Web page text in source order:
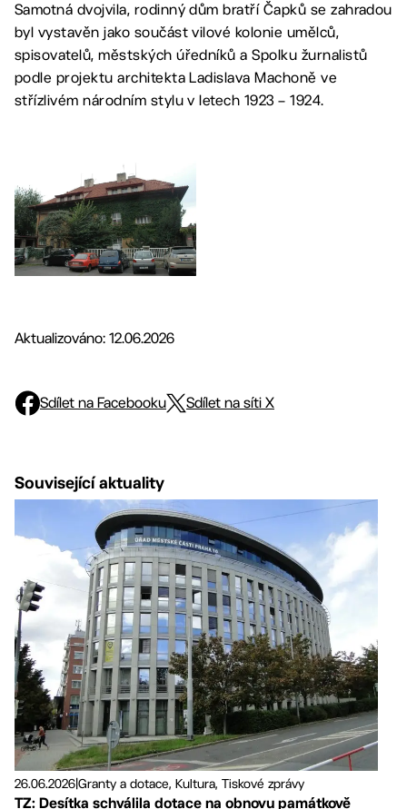
Samotná dvojvila, rodinný dům bratří Čapků se zahradou
byl vystavěn jako součást vilové kolonie umělců,
spisovatelů, městských úředníků a Spolku žurnalistů
podle projektu architekta Ladislava Machoně ve
střízlivém národním stylu v letech 1923 – 1924.
Aktualizováno: 12.06.2026
Sdílet na Facebooku Sdílet na síti X
Související aktuality
26.06.2026Granty a dotace, Kultura, Tiskové zprávy
TZ: Desítka schválila dotace na obnovu památkově